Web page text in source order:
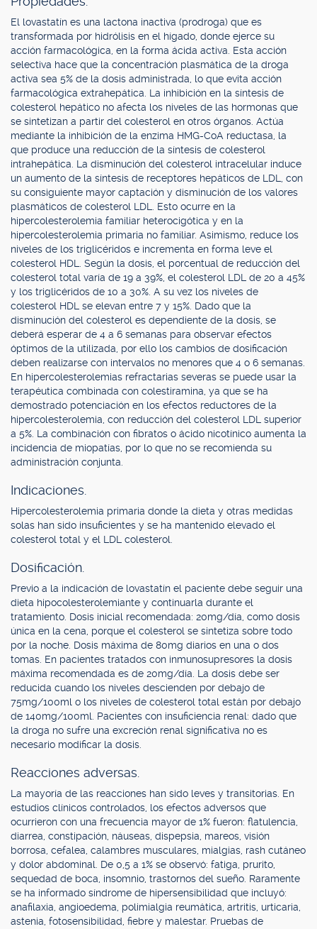
El lovastatín es una lactona inactiva (prodroga) que es
transformada por hidrólisis en el hígado, donde ejerce su
acción farmacológica, en la forma ácida activa. Esta acción
selectiva hace que la concentración plasmática de la droga
activa sea 5% de la dosis administrada, lo que evita acción
farmacológica extrahepática. La inhibición en la síntesis de
colesterol hepático no afecta los niveles de las hormonas que
se sintetizan a partir del colesterol en otros órganos. Actúa
mediante la inhibición de la enzima HMG-CoA reductasa, la
que produce una reducción de la síntesis de colesterol
intrahepática. La disminución del colesterol intracelular induce
un aumento de la síntesis de receptores hepáticos de LDL, con
su consiguiente mayor captación y disminución de los valores
plasmáticos de colesterol LDL. Esto ocurre en la
hipercolesterolemia familiar heterocigótica y en la
hipercolesterolemia primaria no familiar. Asimismo, reduce los
niveles de los triglicéridos e incrementa en forma leve el
colesterol HDL. Según la dosis, el porcentual de reducción del
colesterol total varía de 19 a 39%, el colesterol LDL de 20 a 45%
y los triglicéridos de 10 a 30%. A su vez los niveles de
colesterol HDL se elevan entre 7 y 15%. Dado que la
disminución del colesterol es dependiente de la dosis, se
deberá esperar de 4 a 6 semanas para observar efectos
óptimos de la utilizada, por ello los cambios de dosificación
deben realizarse con intervalos no menores que 4 o 6 semanas.
En hipercolesterolemias refractarias severas se puede usar la
terapéutica combinada con colestiramina, ya que se ha
demostrado potenciación en los efectos reductores de la
hipercolesterolemia, con reducción del colesterol LDL superior
a 5%. La combinación con fibratos o ácido nicotínico aumenta la
incidencia de miopatías, por lo que no se recomienda su
administración conjunta.
Indicaciones.
Hipercolesterolemia primaria donde la dieta y otras medidas
solas han sido insuficientes y se ha mantenido elevado el
colesterol total y el LDL colesterol.
Dosificación.
Previo a la indicación de lovastatín el paciente debe seguir una
dieta hipocolesterolemiante y continuarla durante el
tratamiento. Dosis inicial recomendada: 20mg/día, como dosis
única en la cena, porque el colesterol se sintetiza sobre todo
por la noche. Dosis máxima de 80mg diarios en una o dos
tomas. En pacientes tratados con inmunosupresores la dosis
máxima recomendada es de 20mg/día. La dosis debe ser
reducida cuando los niveles descienden por debajo de
75mg/100ml o los niveles de colesterol total están por debajo
de 140mg/100ml. Pacientes con insuficiencia renal: dado que
la droga no sufre una excreción renal significativa no es
necesario modificar la dosis.
Reacciones adversas.
La mayoría de las reacciones han sido leves y transitorias. En
estudios clínicos controlados, los efectos adversos que
ocurrieron con una frecuencia mayor de 1% fueron: flatulencia,
diarrea, constipación, náuseas, dispepsia, mareos, visión
borrosa, cefalea, calambres musculares, mialgias, rash cutáneo
y dolor abdominal. De 0,5 a 1% se observó: fatiga, prurito,
sequedad de boca, insomnio, trastornos del sueño. Raramente
se ha informado síndrome de hipersensibilidad que incluyó:
anafilaxia, angioedema, polimialgia reumática, artritis, urticaria,
astenia, fotosensibilidad, fiebre y malestar. Pruebas de